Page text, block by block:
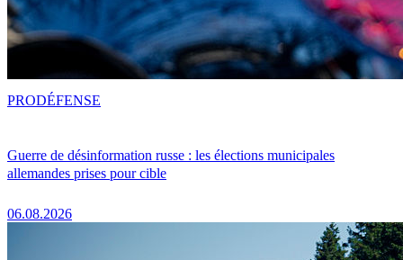
Guerre de désinformation russe : les élections municipales
allemandes prises pour cible
06.08.2026
PRODÉFENSE